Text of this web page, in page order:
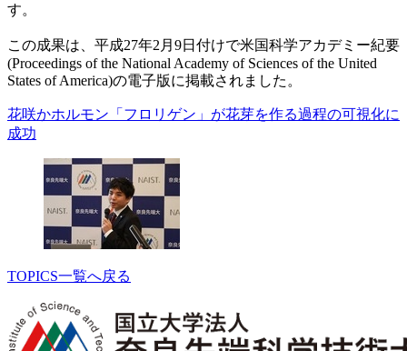
す。
この成果は、平成27年2月9日付けで米国科学アカデミー紀要
(Proceedings of the National Academy of Sciences of the United
States of America)の電子版に掲載されました。
花咲かホルモン「フロリゲン」が花芽を作る過程の可視化に
成功
TOPICS一覧へ戻る